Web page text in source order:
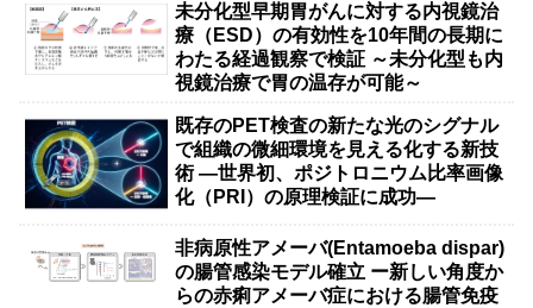
未分化型早期胃がんに対する内視鏡治
療（ESD）の有効性を10年間の長期に
わたる経過観察で検証 ～未分化型も内
視鏡治療で胃の温存が可能～
既存のPET検査の新たな光のシグナル
で組織の微細環境を見える化する新技
術 ―世界初、ポジトロニウム比率画像
化（PRI）の原理検証に成功―
非病原性アメーバ(Entamoeba dispar)
の腸管感染モデル確立 ー新しい角度か
らの赤痢アメーバ症における腸管免疫